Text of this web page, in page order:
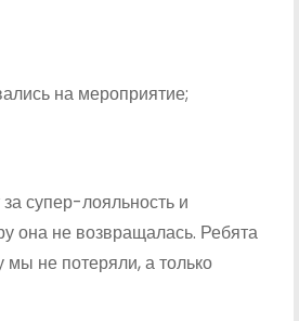
на мероприятие;
супер-лояльность и
она не возвращалась. Ребята
мы не потеряли, а только